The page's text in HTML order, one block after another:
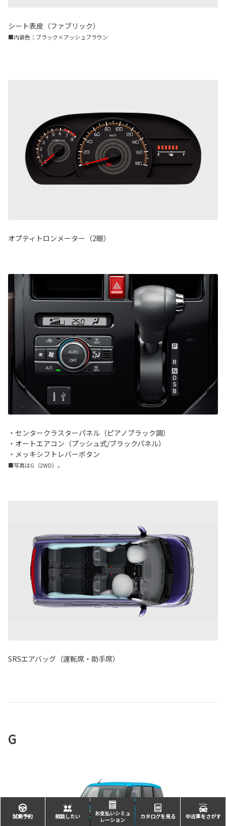
シート表皮（ファブリック）
■内装色：ブラック×アッシュブラウン
オプティトロンメーター（2眼）
・センタークラスターパネル（ピアノブラック調）
・オートエアコン（プッシュ式/ブラックパネル）
・メッキシフトレバーボタン
■写真はG（2WD）。
SRSエアバッグ（運転席・助手席）
G
試乗予約 相談したい
お支払いシミュ
レーション
カタログを見る 中古車をさがす